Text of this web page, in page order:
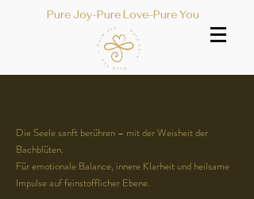
Pure Joy-Pure Love-Pure You
Die Seele sanft berühren – mit der Weisheit der
Bachblüten.
Für emotionale Balance, innere Klarheit und heilsame
Impulse auf feinstofflicher Ebene.